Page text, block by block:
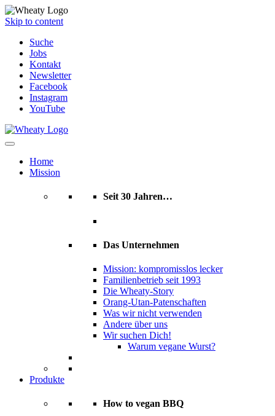
Skip to content
Suche
Jobs
Kontakt
Newsletter
Facebook
Instagram
YouTube
Home
Mission
Seit 30 Jahren…
Das Unternehmen
Mission: kompromisslos lecker
Familienbetrieb seit 1993
Die Wheaty-Story
Orang-Utan-Patenschaften
Was wir nicht verwenden
Andere über uns
Wir suchen Dich!
Warum vegane Wurst?
Produkte
How to vegan BBQ